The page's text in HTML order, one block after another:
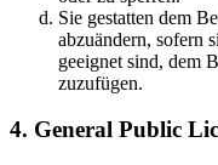
Sie gestatten dem
abzuändern, sofern
geeignet sind, dem
zuzufügen.
4. General Public